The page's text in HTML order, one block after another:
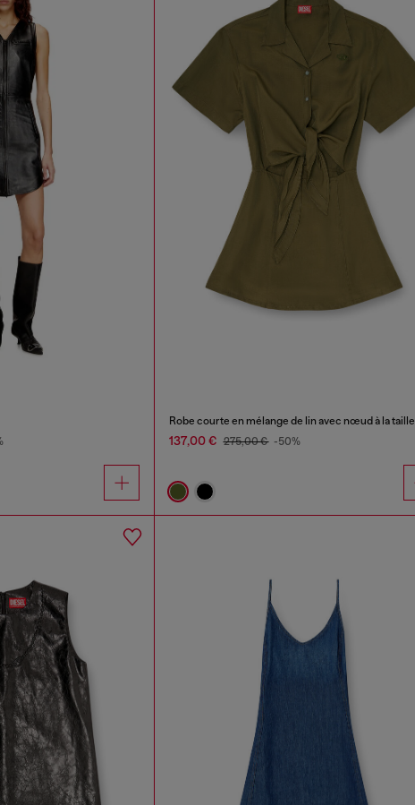
Robe courte en mélange de lin avec nœud à la taille
137,00 € 275,00 € -50%